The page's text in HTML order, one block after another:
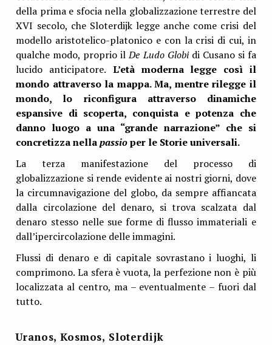
della prima e sfocia nella globalizzazione terrestre del
XVI secolo, che Sloterdijk legge anche come crisi del
modello aristotelico-platonico e con la crisi di cui, in
qualche modo, proprio ilDe Ludo Globidi Cusano si fa
lucido anticipatore. L’età moderna legge così il
mondo attraverso la mappa. Ma, mentre rilegge il
mondo, lo riconfigura attraverso dinamiche
espansive di scoperta, conquista e potenza che
danno luogo a una “grande narrazione” che si
concretizza nellapassioper le Storie universali.
La terza manifestazione del processo di
globalizzazione si rende evidente ai nostri giorni, dove
la circumnavigazione del globo, da sempre affiancata
dalla circolazione del denaro, si trova scalzata dal
denaro stesso nelle sue forme di flusso immateriali e
dall’ipercircolazione delle immagini.
Flussi di denaro e di capitale sovrastano i luoghi, li
comprimono. La sfera è vuota, la perfezione non è più
localizzata al centro, ma – eventualmente – fuori dal
tutto.
Uranos, Kosmos, Sloterdijk